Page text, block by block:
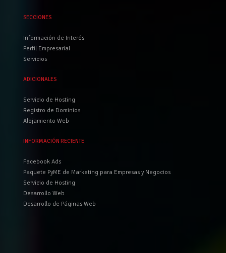
SECCIONES
Información de Interés
Perfil Empresarial
Servicios
ADICIONALES
Servicio de Hosting
Registro de Dominios
Alojamiento Web
INFORMACIÓN RECIENTE
Facebook Ads
Paquete PyME de Marketing para Empresas y Negocios
Servicio de Hosting
Desarrollo Web
Desarrollo de Páginas Web